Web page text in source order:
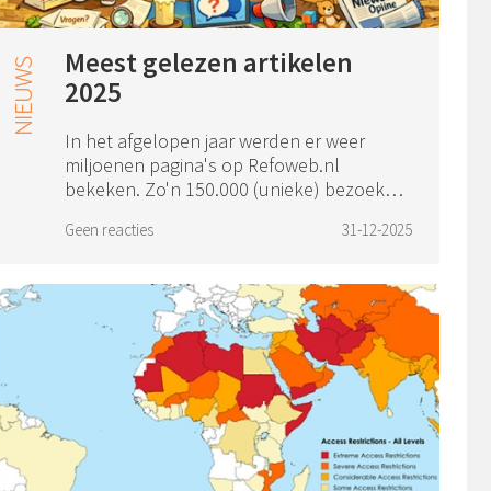
Meest gelezen artikelen
2025
In het afgelopen jaar werden er weer
miljoenen pagina's op Refoweb.nl
bekeken. Zo'n 150.000 (unieke) bezoekers
website. Dit zijn de meest gelezen
Geen reacties 31-12-2025